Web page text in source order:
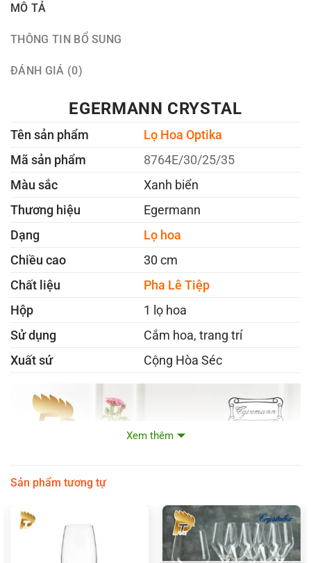
MÔ TẢ
THÔNG TIN BỔ SUNG
ĐÁNH GIÁ (0)
EGERMANN CRYSTAL
Tên sản phẩm
Lọ Hoa Optika
Mã sản phẩm
8764E/30/25/35
Màu sắc
Xanh biển
Thương hiệu
Egermann
Dạng
Lọ hoa
Chiều cao
30 cm
Chất liệu
Pha Lê Tiệp
Hộp
1 lọ hoa
Sử dụng
Cắm hoa, trang trí
Xuất sứ
Cộng Hòa Séc
Xem thêm
Sản phẩm tương tự